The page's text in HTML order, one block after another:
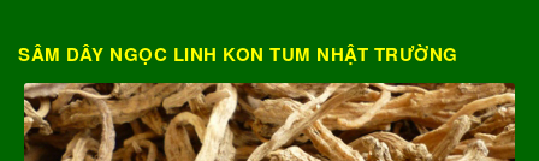
SÂM DÂY NGỌC LINH KON TUM NHẬT TRƯỜNG